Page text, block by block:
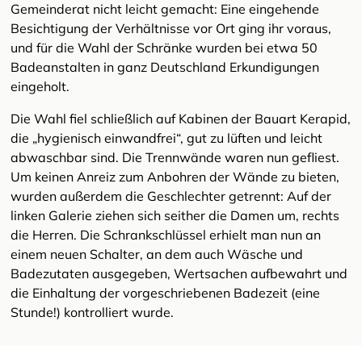
Gemeinderat nicht leicht gemacht: Eine eingehende
Besichtigung der Verhältnisse vor Ort ging ihr voraus,
und für die Wahl der Schränke wurden bei etwa 50
Badeanstalten in ganz Deutschland Erkundigungen
eingeholt.
Die Wahl fiel schließlich auf Kabinen der Bauart Kerapid,
die „hygienisch einwandfrei“, gut zu lüften und leicht
abwaschbar sind. Die Trennwände waren nun gefliest.
Um keinen Anreiz zum Anbohren der Wände zu bieten,
wurden außerdem die Geschlechter getrennt: Auf der
linken Galerie ziehen sich seither die Damen um, rechts
die Herren. Die Schrankschlüssel erhielt man nun an
einem neuen Schalter, an dem auch Wäsche und
Badezutaten ausgegeben, Wertsachen aufbewahrt und
die Einhaltung der vorgeschriebenen Badezeit (eine
Stunde!) kontrolliert wurde.